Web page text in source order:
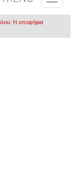
Η υποψήφια